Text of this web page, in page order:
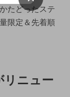
たどったステ
限定＆先着順
リニュー